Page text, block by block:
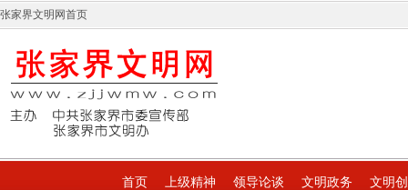
张家界文明网首页
首页 上级精神 领导论谈 文明政务
文明